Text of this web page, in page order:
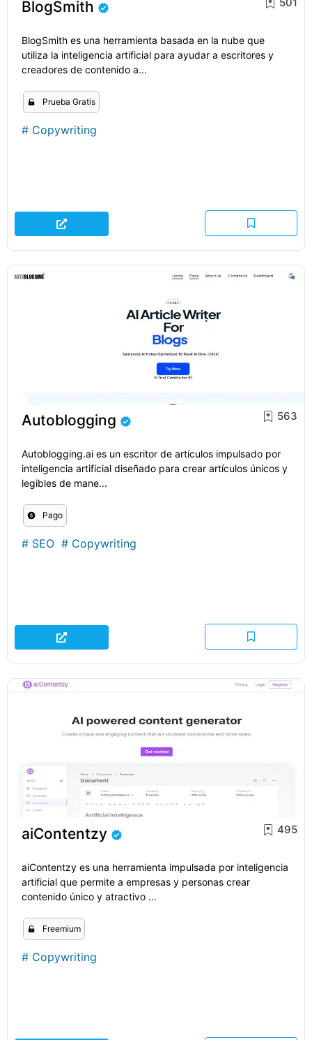
BlogSmith 501
BlogSmith es una herramienta basada en la nube que
utiliza la inteligencia artificial para ayudar a escritores y
creadores de contenido a...
Prueba Gratis
# Copywriting
Autoblogging 563
Autoblogging.ai es un escritor de artículos impulsado por
inteligencia artificial diseñado para crear artículos únicos y
legibles de mane...
Pago
# SEO # Copywriting
aiContentzy 495
aiContentzy es una herramienta impulsada por inteligencia
artificial que permite a empresas y personas crear
contenido único y atractivo ...
Freemium
# Copywriting